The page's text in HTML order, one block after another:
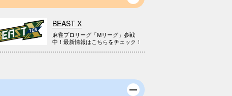
BEAST X
麻雀プロリーグ「Mリーグ」参戦
中！最新情報はこちらをチェック！